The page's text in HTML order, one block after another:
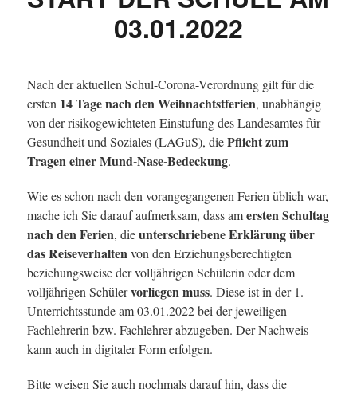
03.01.2022
Nach der aktuellen Schul-Corona-Verordnung gilt für die
ersten 14 Tage nach den Weihnachtstferien, unabhängig
von der risikogewichteten Einstufung des Landesamtes für
Gesundheit und Soziales (LAGuS), diePflicht zum
Tragen einer Mund-Nase-Bedeckung.
Wie es schon nach den vorangegangenen Ferien üblich war,
mache ich Sie darauf aufmerksam, dass amersten Schultag
nach den Ferien, dieunterschriebene Erklärung über
das Reiseverhalten von den Erziehungsberechtigten
beziehungsweise der volljährigen Schülerin oder dem
volljährigen Schülervorliegen muss. Diese ist in der 1.
Unterrichtsstunde am 03.01.2022 bei der jeweiligen
Fachlehrerin bzw. Fachlehrer abzugeben. Der Nachweis
kann auch in digitaler Form erfolgen.
Bitte weisen Sie auch nochmals darauf hin, dass die